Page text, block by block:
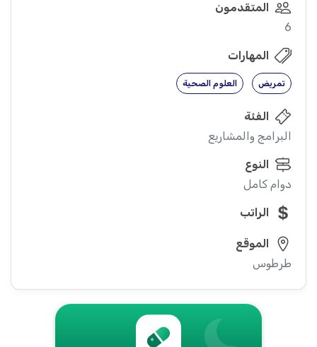
المتقدمون
6
المهارات
تمريض العلوم الصحية
الفئة
البرامج والمشاريع
النوع
دوام كامل
الراتب
الموقع
طرطوس